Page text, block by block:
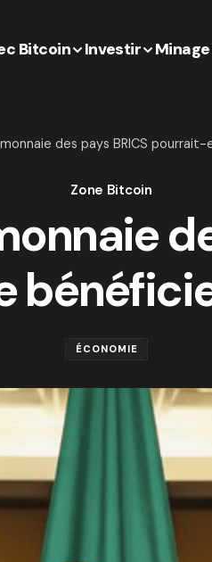
Bitcoin Investir Minage
des pays BRICS
Zone Bitcoin
ÉCONOMIE